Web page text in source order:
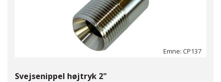
Emne: CP137
Svejsenippel højtryk 2"